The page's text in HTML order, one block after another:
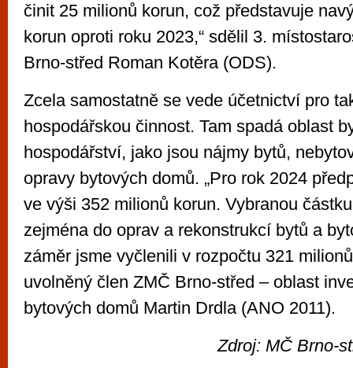
činit 25 milionů korun, což představuje
korun oproti roku 2023,“ sdělil 3.
Brno-střed Roman Kotěra (ODS).
Zcela samostatně se vede účetnictví pro
hospodářskou činnost. Tam spadá oblast
hospodářství, jako jsou nájmy bytů,
opravy bytových domů. „Pro rok 2024
ve výši 352 milionů korun. Vybranou
zejména do oprav a rekonstrukcí bytů a
záměr jsme vyčlenili v rozpočtu 321
uvolněný člen ZMČ Brno-střed – oblast
bytových domů Martin Drdla (ANO 2011).
Zdroj: MČ Brno-